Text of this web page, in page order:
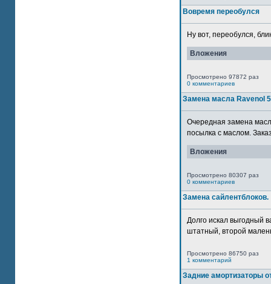
Вовремя переобулся
Ну вот, переобулся,
Вложения
Просмотрено 97872 раз
0 комментариев
Замена масла Ravenol
Очередная замена
посылка с маслом.
Вложения
Просмотрено 80307 раз
0 комментариев
Замена сайлентблоков.
Долго искал выгодный
штатный, второй
Просмотрено 86750 раз
1 комментарий
Задние амортизаторы